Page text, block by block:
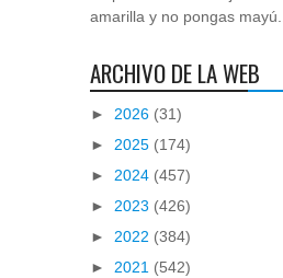
amarilla y no pongas mayú...
ARCHIVO DE LA WEB
► 2026 (31)
► 2025 (174)
► 2024 (457)
► 2023 (426)
► 2022 (384)
► 2021 (542)